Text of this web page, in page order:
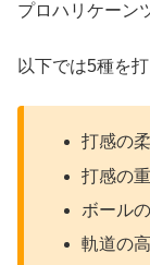
プロハリケーン
以下では5種を
打感の
打感の
ボール
軌道の